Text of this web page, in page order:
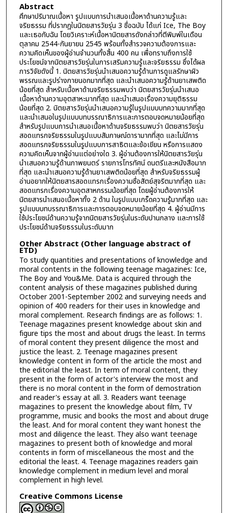
Abstract
ศึกษาปริมาณเนื้อหา รูปแบบการนำเสนอเนื้อหาด้านความรู้และ
จริยธรรม ที่ปรากฎในนิตยสารวัยรุ่น 3 ชื่อฉบับ ได้แก่ Ice, The Boy
และเธอกับฉัน โดยวิเคราะห์เนื้อหานิตยสารดังกล่าวที่ตีพิมพ์ในเดือน
ตุลาคม 2544-กันยายน 2545 พร้อมทั้งสำรวจความต้องการและ
ความคิดเห็นของผู้อ่านจำนวนทั้งสิ้น 400 คน เพื่อทราบถึงการใช้
ประโยชน์จากนิตยสารวัยรุ่นในการเสริมความรู้และจริยธรรม ซึ่งได้ผล
การวิจัยดังนี้ 1. นิตยสารวัยรุ่นนำเสนอความรู้ด้านการดูแลรักษาผิว
พรรณและรูปร่างภายนอกมากที่สุด และนำเสนอความรู้ด้านยาเสพติด
น้อยที่สุด สำหรับเนื้อหาด้านจริยธรรมพบว่า นิตยสารวัยรุ่นนำเสนอ
เนื้อหาด้านความอุตสาหะมากที่สุด และนำเสนอเรื่องความยุติธรรม
น้อยที่สุด 2. นิตยสารวัยรุ่นนำเสนอความรู้ในรูปแบบบทความมากที่สุด
และนำเสนอในรูปแบบบทบรรณาธิการและการตอบจดหมายน้อยที่สุด
สำหรับรูปแบบการนำเสนอเนื้อหาด้านจริยธรรมพบว่า นิตยสารวัยรุ่น
สอดแทรกจริยธรรมในรูปแบบสัมภาษณ์ดารามากที่สุด และไม่มีการ
สอดแทรกจริยธรรมในรูปแบบการสาธิตและข้อเขียน หรือการแสดง
ความคิดเห็นจากผู้อ่านแต่อย่างใด 3. ผู้อ่านต้องการให้นิตยสารวัยรุ่น
นำเสนอความรู้ด้านภาพยนตร์ รายการโทรทัศน์ ดนตรีและหนังสือมาก
ที่สุด และนำเสนอความรู้ด้านยาเสพติดน้อยที่สุด สำหรับจริยธรรมผู้
อ่านอยากให้นิตยสารสอดแทรกเรื่องความซื่อสัตย์สุจริตมากที่สุด และ
สอดแทรกเรื่องความอุตสาหกรรมน้อยที่สุด โดยผู้อ่านต้องการให้
นิตยสารนำเสนอเนื้อหาทั้ง 2 ด้าน ในรูปแบบเกร็ดความรู้มากที่สุด และ
รูปแบบบทบรรณาธิการและการตอบจดหมายน้อยที่สุด 4. ผู้อ่านมีการ
ใช้ประโยชน์ด้านความรู้จากนิตยสารวัยรุ่นในระดับปานกลาง และการใช้
ประโยชน์ด้านจริยธรรมในระดับมาก
Other Abstract (Other language abstract of
ETD)
To study quantities and presentations of knowledge and
moral contents in the following teenage magazines: Ice,
The Boy and You&Me. Data is acquired through the
content analysis of these magazines published during
October 2001-September 2002 and surveying needs and
opinion of 400 readers for their uses in knowledge and
moral complement. Research findings are as follows: 1.
Teenage magazines present knowledge about skin and
figure tips the most and about drugs the least. In terms
of moral content they present diligence the most and
justice the least. 2. Teenage magazines present
knowledge content in form of the article the most and
the editorial the least. In term of moral content, they
present in the form of actor's interview the most and
there is no moral content in the form of demostration
and reader's essay at all. 3. Readers want teenage
magazines to present the knowledge about film, TV
programme, music and books the most and about druge
the least. And for moral content they want honest the
most and diligence the least. They also want teenage
magazines to present both of knowledge and moral
contents in form of miscellaneous the most and the
editorial the least. 4. Teenage magazines readers gain
knowledge complement in medium level and moral
complement in high level.
Creative Commons License